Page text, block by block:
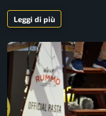
Leggi di più